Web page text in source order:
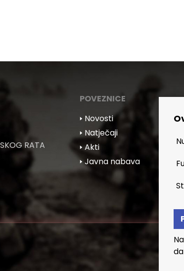
RATA
POVEZNICE
🢒 Novosti
🢒 Natječaji
🢒 Akti
🢒 Javna nabava